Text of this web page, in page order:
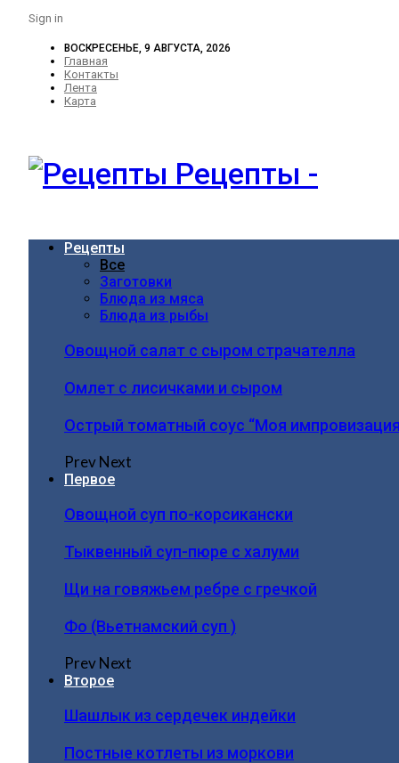
Sign in
ВОСКРЕСЕНЬЕ, 9 АВГУСТА, 2026
Главная
Контакты
Лента
Карта
Рецепты -
Рецепты
Все
Заготовки
Блюда из мяса
Блюда из рыбы
Овощной салат с сыром страчателла
Омлет с лисичками и сыром
Острый томатный соус “Моя
PrevNext
Первое
Овощной суп по-корсикански
Тыквенный суп-пюре с халуми
Щи на говяжьем ребре с гречкой
Фо (Вьетнамский суп )
PrevNext
Второе
Шашлык из сердечек индейки
Постные котлеты из моркови